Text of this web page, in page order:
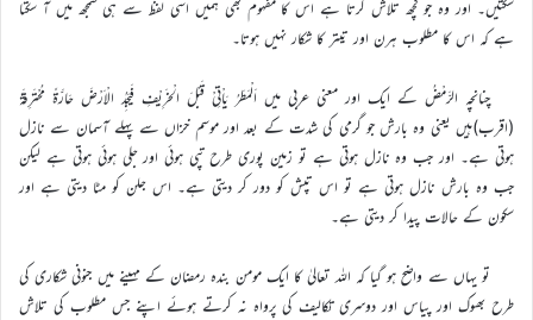
سکتیں۔ اور وہ جو کچھ تلاش کرتا ہے اس کا مفہوم بھی ہمیں اسی لفظ سے ہی سمجھ میں آ سکتا
ہے کہ اس کا مطلوب ہرن اور تیتر کا شکار نہیں ہوتا۔
چنانچہ الرَّمْضُ کے ایک اور معنی عربی میں اَلْمَطَرُ یَاْتِیْ قَبْلَ الْخَرِیْفِ فَیَجِدُ الْاَرْضَ حَارَّۃً مُحْتَرِقَۃً
(اقرب)ہیں یعنی وہ بارش جو گرمی کی شدت کے بعد اور موسم خزاں سے پہلے آسمان سے نازل
ہوتی ہے۔ اور جب وہ نازل ہوتی ہے تو زمین پوری طرح تپی ہوئی اور جلی ہوئی ہوتی ہے لیکن
جب وہ بارش نازل ہوتی ہے تو اس تپش کو دور کر دیتی ہے۔ اس جلن کو مٹا دیتی ہے اور
سکون کے حالات پیدا کر دیتی ہے۔
تو یہاں سے واضح ہو گیا کہ اللہ تعالیٰ کا ایک مومن بندہ رمضان کے مہینے میں جنونی شکاری کی
طرح بھوک اور پیاس اور دوسری تکالیف کی پرواہ نہ کرتے ہوئے اپنے جس مطلوب کی تلاش